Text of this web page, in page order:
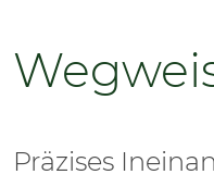
GDL-JUGEND
Präzises